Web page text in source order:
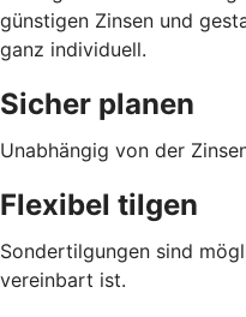
günstigen Zinsen und
ganz individuell.
Sicher planen
Unabhängig von der
Flexibel tilgen
Sondertilgungen sind
vereinbart ist.